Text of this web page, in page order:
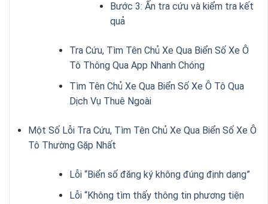
Bước 3: Ấn tra cứu và kiểm tra kết
quả
Tra Cứu, Tìm Tên Chủ Xe Qua Biển Số Xe Ô
Tô Thông Qua App Nhanh Chóng
Tìm Tên Chủ Xe Qua Biển Số Xe Ô Tô Qua
Dịch Vụ Thuê Ngoài
Một Số Lỗi Tra Cứu, Tìm Tên Chủ Xe Qua Biển Số Xe Ô
Tô Thường Gặp Nhất
Lỗi “Biển số đăng ký không đúng định dạng”
Lỗi “Không tìm thấy thông tin phương tiện